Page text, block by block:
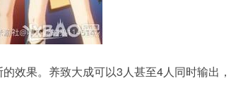
效果。养致大成可以3人甚至4人同时输出